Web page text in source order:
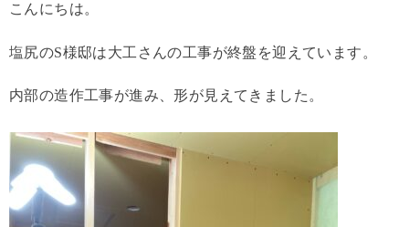
こんにちは。
塩尻のS様邸は大工さんの工事が終盤を迎えています。
内部の造作工事が進み、形が見えてきました。